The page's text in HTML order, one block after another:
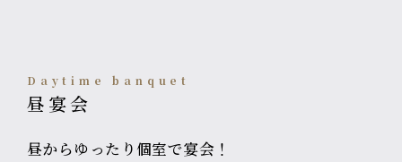
daytime banquet
昼宴会
昼からゆったり個室で宴会！